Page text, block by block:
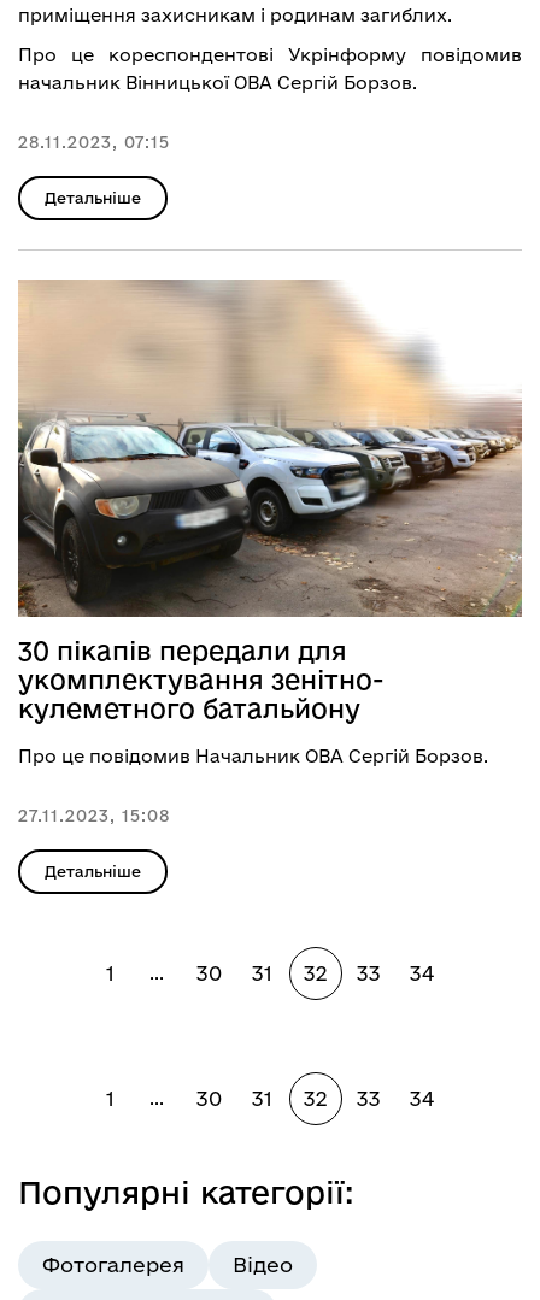
приміщення захисникам і родинам загиблих.
Про це кореспондентові Укрінформу повідомив
начальник Вінницької ОВА Сергій Борзов.
28.11.2023, 07:15
Детальніше
30 пікапів передали для
укомплектування зенітно-
кулеметного батальйону
Про це повідомив Начальник ОВА Сергій Борзов.
27.11.2023, 15:08
Детальніше
1 ... 30 31 32 33 34
1 ... 30 31 32 33 34
Популярні категорії:
Фотогалерея Відео